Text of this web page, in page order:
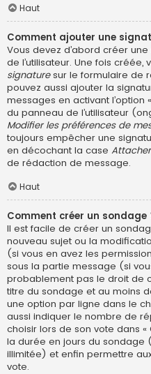
Haut
Comment ajouter une
Vous devez d’abord créer
de l’utilisateur. Une fois créée,
signaturesur le formulaire de
pouvez aussi ajouter la
messages en activant l’option
du panneau de l’utilisateur
Modifier les préférences de
toujours empêcher une
en décochant la case
de rédaction de message.
Haut
Comment créer un sondage
Il est facile de créer un
nouveau sujet ou la
(si vous en avez les
sous la partie message (si
probablement pas le droit de
titre du sondage et au moins
une option par ligne dans le
aussi indiquer le nombre de
choisir lors de son vote dans «
la durée en jours du sondage
illimitée) et enfin permettre
vote.